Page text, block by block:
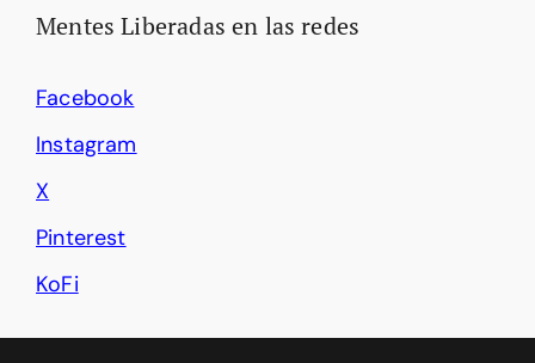
Mentes Liberadas en las redes
Facebook
Instagram
X
Pinterest
KoFi